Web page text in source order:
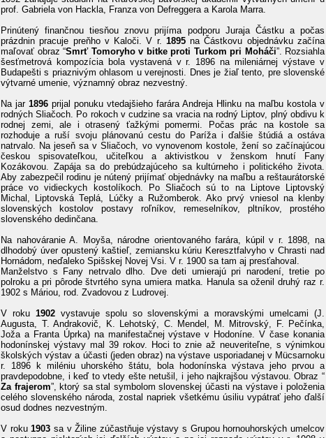
prof. Gabriela von Hackla, Franza von Defreggera a Karola Marra.
Prinútený finančnou tiesňou znovu prijíma podporu Juraja Částku a počas
prázdnin pracuje preňho v Kaloči. V r. 1895na Částkovu objednávku začína
maľovať obraz “Smrť Tomoryho v bitke proti Turkom pri Moháči”. Rozsiahla
šesťmetrová kompozícia bola vystavená v r. 1896 na mileniárnej výstave v
Budapešti s priaznivým ohlasom u verejnosti. Dnes je žiaľ tento, pre slovenské
výtvarné umenie, významný obraz nezvestný.
Na jar 1896 prijal ponuku vtedajšieho farára Andreja Hlinku na maľbu kostola v
rodných Sliačoch. Po rokoch v cudzine sa vracia na rodný Liptov, plný obdivu k
rodnej zemi, ale i otrasený ťažkými pomermi. Počas prác na kostole sa
rozhoduje a ruší svoju plánovanú cestu do Paríža i ďalšie štúdiá a ostáva
natrvalo. Na jeseň sa v Sliačoch, vo vynovenom kostole, žení so začínajúcou
českou spisovateľkou, učiteľkou a aktivistkou v ženskom hnutí Fany
Kozákovou. Zapája sa do prebúdzajúceho sa kultúrneho i politického života.
Aby zabezpečil rodinu je nútený prijímať objednávky na maľbu a reštaurátorské
práce vo vidieckych kostolíkoch. Po Sliačoch sú to na Liptove Liptovský
Michal, Liptovská Teplá, Lúčky a Ružomberok. Ako prvý vniesol na klenby
slovenských kostolov postavy roľníkov, remeselníkov, pltníkov, prostého
slovenského dedinčana.
Na nahováranie A. Moyša, národne orientovaného farára, kúpil v r. 1898, na
dlhodobý úver opustený kaštieľ, zemiansku kúriu Keresztfalvyho v Chrasti nad
Hornádom, neďaleko Spišskej Novej Vsi. V r. 1900 sa tam aj presťahoval.
Manželstvo s Fany netrvalo dlho. Dve deti umierajú pri narodení, tretie po
polroku a pri pôrode štvrtého syna umiera matka. Hanula sa oženil druhý raz r.
1902 s Máriou, rod. Zvadovou z Ludrovej.
V roku 1902vystavuje spolu so slovenskými a moravskými umelcami (J.
Augusta, T. Andrakovič, K. Lehotský, C. Mendel, M. Mitrovský, F. Pečínka,
Joža a Franta Úprka) na manifestačnej výstave v Hodoníne. V čase konania
hodonínskej výstavy mal 39 rokov. Hoci to znie až neuveriteľne, s výnimkou
školských výstav a účasti (jeden obraz) na výstave usporiadanej v Mücsarnoku
r. 1896 k miléniu uhorského štátu, bola hodonínska výstava jeho prvou a
pravdepodobne, i keď to vtedy ešte netušil, i jeho najkrajšou výstavou. Obraz “
Za frajerom”, ktorý sa stal symbolom slovenskej účasti na výstave i položenia
celého slovenského národa, zostal napriek všetkému úsiliu vypátrať jeho ďalší
osud dodnes nezvestným.
V roku1903 sa v Žiline zúčastňuje výstavy s Grupou hornouhorských umelcov